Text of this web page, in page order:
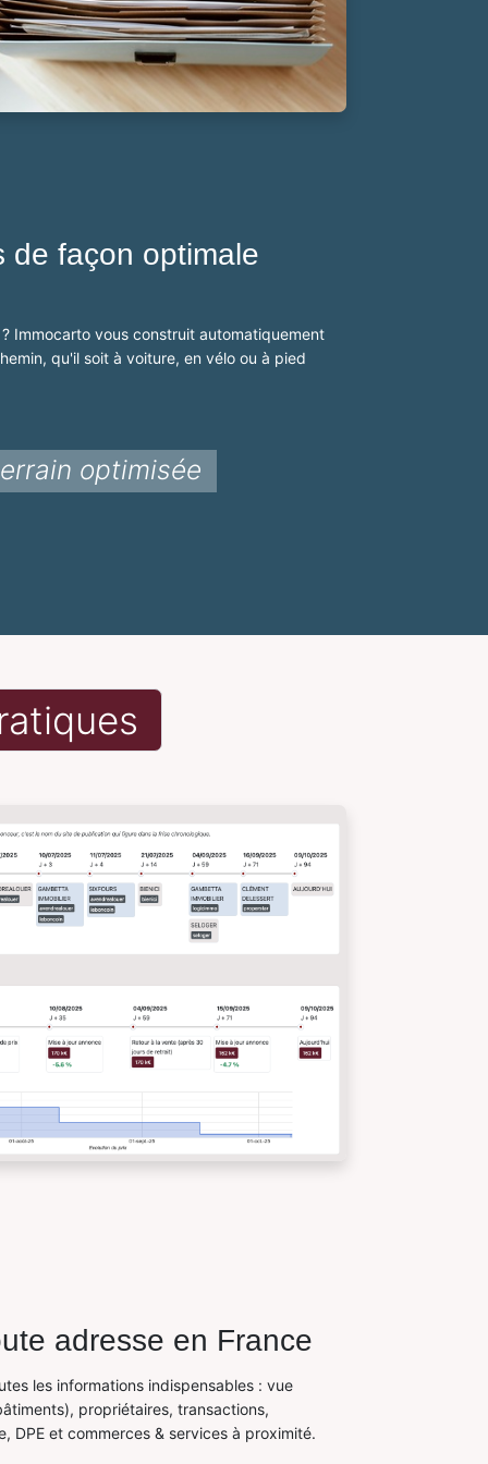
de façon optimale
Immocarto vous construit automatiquement
qu'il soit à voiture, en vélo ou à pied
optimisée
adresse en France
les informations indispensables : vue
propriétaires, transactions,
DPE et commerces & services à proximité.